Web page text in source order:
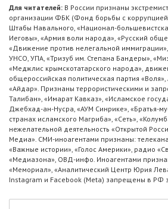
Для читателей: В России признаны
организации ФБК (Фонд борьбы с
Штабы Навального, «Национал-
Иеговы», «Армия воли народа», «Русский
«Движение против нелегальной
УНСО, УПА, «Тризуб им. Степана Бандеры»,
«Меджлис крымскотатарского народа»,
общероссийская политическая партия
«Айдар». Признаны террористическими и
Талибан», «Имарат Кавказ», «Исламское
Джебхад-ан-Нусра, «АУМ Синрике», «Братья-
странах исламского Магриба», «Сеть»,
нежелательной деятельность «Открытой
Медиа». СМИ-иноагентами признаны:
«Важные истории», «Голос Америки», радио
«Медиазона», ОВД-инфо. Иноагентами
«Мемориал», «Аналитический Центр Юрия
Instagram и Facebook (Metа) запрещены в РФ